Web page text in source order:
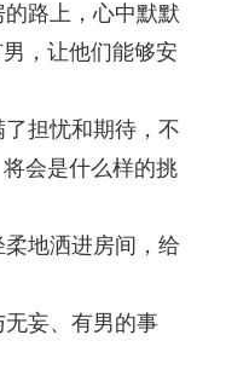
路上，心中默默
，让他们能够安
担忧和期待，不
会是什么样的挑
地洒进房间，给
妄、有男的事